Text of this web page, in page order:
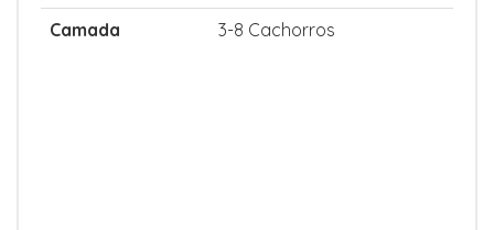
Camada
3-8 Cachorros